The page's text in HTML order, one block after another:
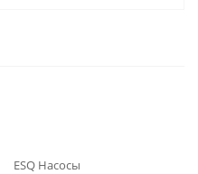
ESQ Насосы